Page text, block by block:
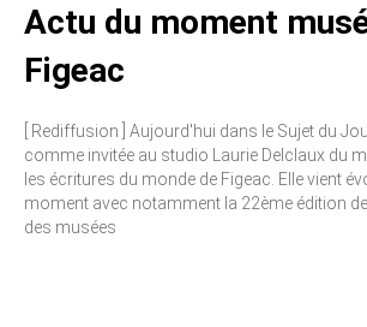
Actu du moment
Figeac
[ Rediffusion ] Aujourd'hui dans le Sujet du
comme invitée au studio Laurie Delclaux du
les écritures du monde de Figeac. Elle vient
moment avec notamment la 22ème édition
des musées